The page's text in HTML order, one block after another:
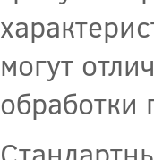
могут
обработки